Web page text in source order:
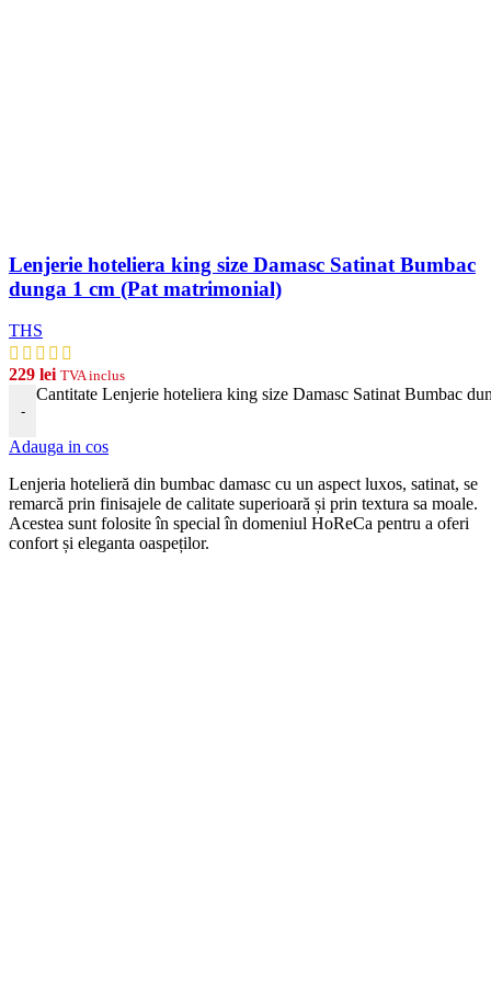
Lenjerie hoteliera king size Damasc Satinat Bumbac
dunga 1 cm (Pat matrimonial)
THS
229 lei TVA inclus
-
Cantitate Lenjerie hoteliera king size Damasc Satinat Bumbac
Adauga in cos
Lenjeria hotelieră din bumbac damasc cu un aspectluxos, satinat, se
remarcă prin finisajele de calitate superioară și prin textura sa moale.
Acestea sunt folosite în special în domeniul HoReCa pentru a oferi
confort și eleganta oaspeților.